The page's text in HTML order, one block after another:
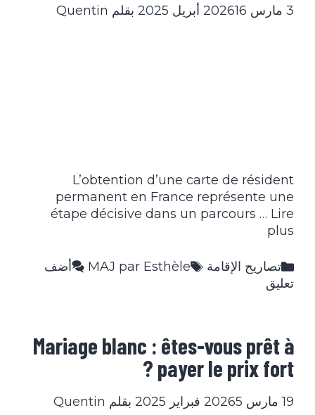
3 مارس 2026 16 أبريل 2025 بقلم Quentin
L’obtention d’une carte de résident
permanent en France représente une
étape décisive dans un parcours … Lire
plus
التصنيفات
تصاريح الإقامة الوسوم
MAJ par Esthèle
أضف
تعليق
Mariage blanc : êtes-vous prêt à
payer le prix fort ?
19 مارس 2026 5 فبراير 2025 بقلم Quentin